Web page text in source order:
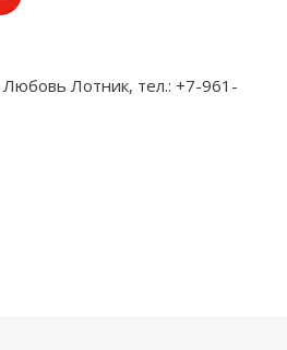
Любовь Лотник, тел.: +7-961-